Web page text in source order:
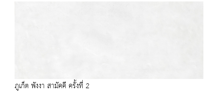
ภูเก็ต พังงา สามัคคี ครั้งที่ 2